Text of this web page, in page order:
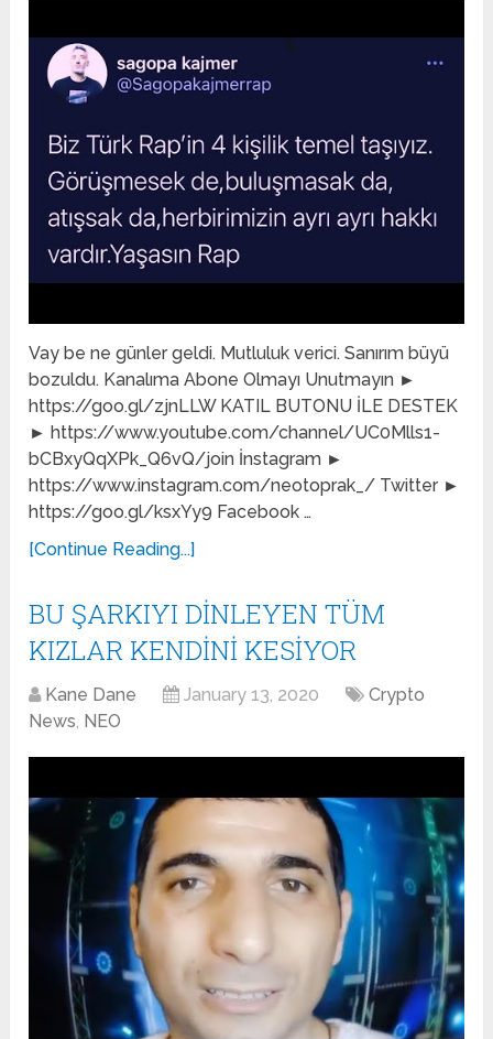
Vay be ne günler geldi. Mutluluk verici. Sanırım büyü
bozuldu. Kanalıma Abone Olmayı Unutmayın ►
https://goo.gl/zjnLLW KATIL BUTONU İLE DESTEK
► https://www.youtube.com/channel/UC0Mlls1-
bCBxyQqXPk_Q6vQ/join İnstagram ►
https://www.instagram.com/neotoprak_/ Twitter ►
https://goo.gl/ksxYy9 Facebook …
[Continue Reading...]
BU ŞARKIYI DİNLEYEN TÜM
KIZLAR KENDİNİ KESİYOR
Kane Dane January 13, 2020
Crypto
News, NEO